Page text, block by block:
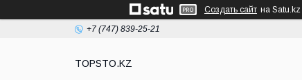
Создать сайт на Satu.kz
+7 (747) 839-25-21
TOPSTO.KZ